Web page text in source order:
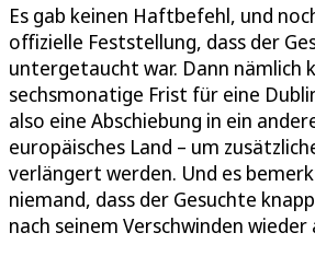
Es gab keinen Haftbefehl, und
offizielle Feststellung, dass der
untergetaucht war. Dann nämlich
sechsmonatige Frist für eine
also eine Abschiebung in ein
europäisches Land – um
verlängert werden. Und es
niemand, dass der Gesuchte
nach seinem Verschwinden